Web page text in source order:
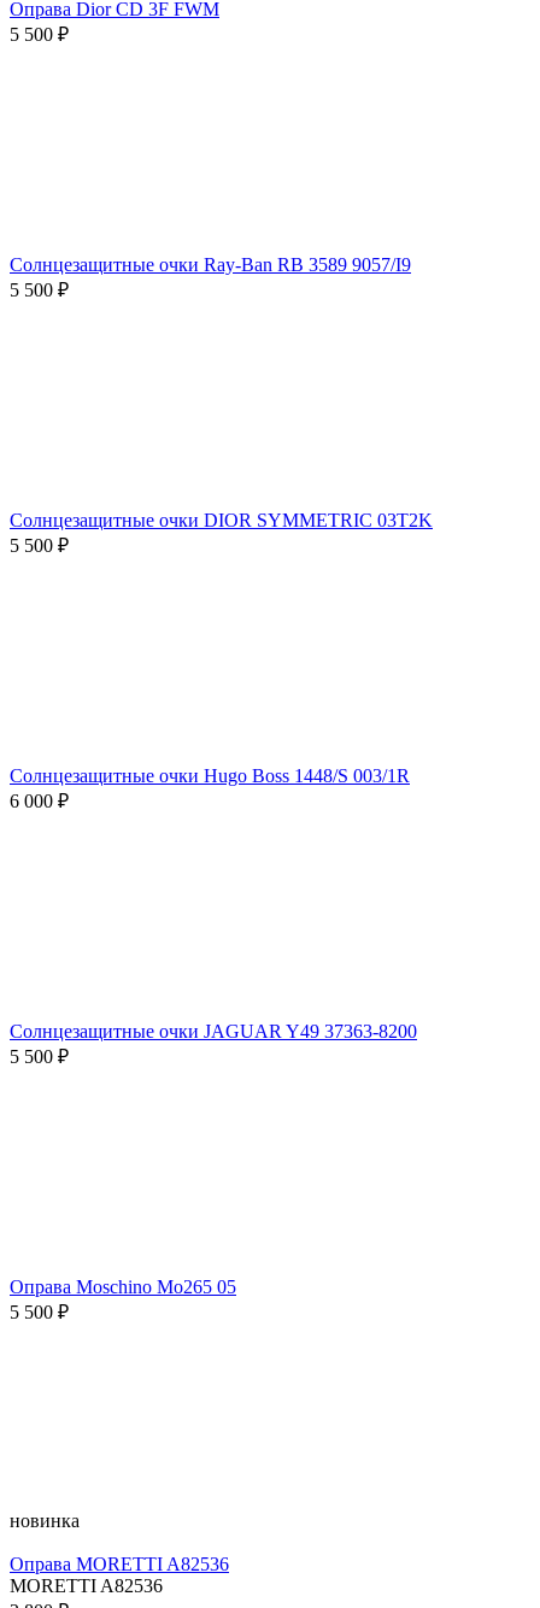
Оправа Dior CD 3F FWM
5 500 ₽
Солнцезащитные очки Ray-Ban RB 3589 9057/I9
5 500 ₽
Солнцезащитные очки DIOR SYMMETRIC 03T2K
5 500 ₽
Солнцезащитные очки Hugo Boss 1448/S 003/1R
6 000 ₽
Солнцезащитные очки JAGUAR Y49 37363-8200
5 500 ₽
Оправа Moschino Mo265 05
5 500 ₽
новинка
Оправа MORETTI A82536
MORETTI A82536